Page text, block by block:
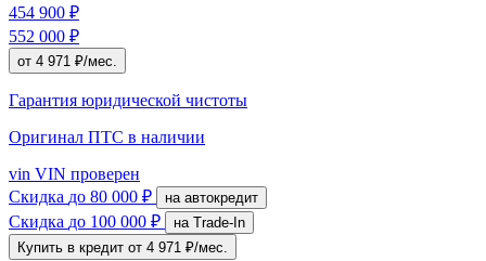
454 900 ₽
552 000 ₽
от 4 971 ₽/мес.
Гарантия юридической чистоты
Оригинал ПТС в наличии
vin VIN проверен
Скидка до 80 000 ₽ на автокредит
Скидка до 100 000 ₽
на Trade-In
Купить в кредит от 4 971 ₽/мес.